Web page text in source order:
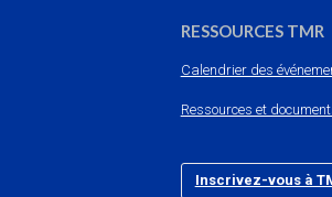
RESSOURCES TMR
Calendrier des
Ressources et
Inscrivez-vous à